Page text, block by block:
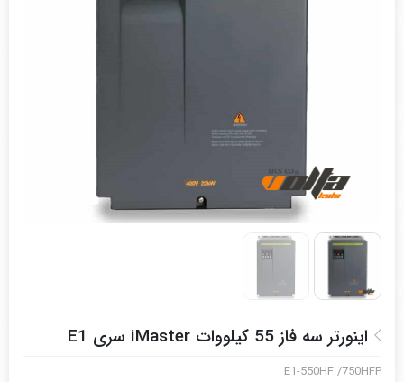
اینورتر سه فاز 55 کیلووات iMaster سری E1
E1-550HF /750HFP